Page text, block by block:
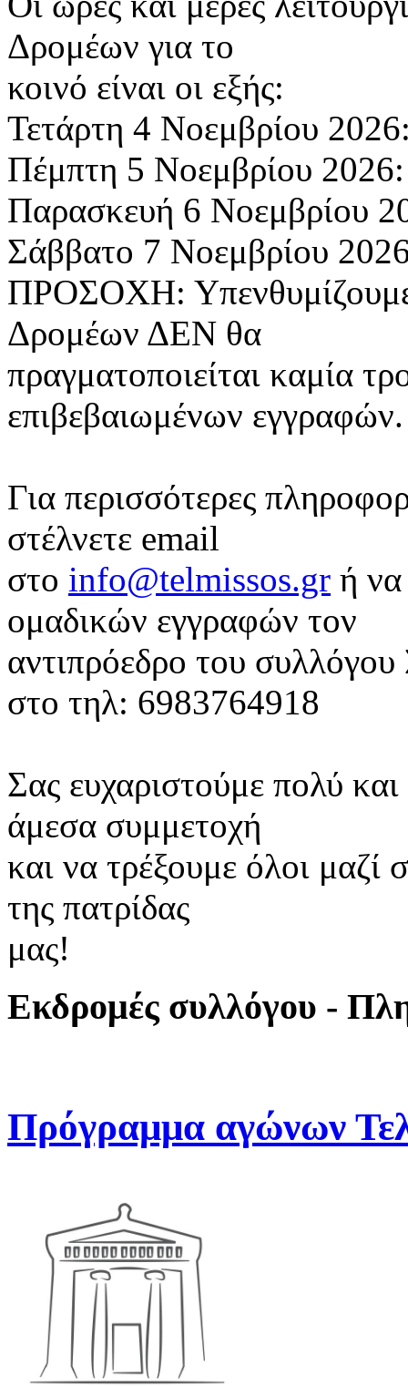
Δρομέων για το
κοινό είναι οι εξής:
Τετάρτη 4 Νοεμβρίου
Πέμπτη 5 Νοεμβρίου
Παρασκευή 6 Νοεμβρίου
Σάββατο 7 Νοεμβρίου
ΠΡΟΣΟΧΗ:
Δρομέων ΔΕΝ θα
πραγματοποιείται καμία
επιβεβαιωμένων εγγραφών.
Για περισσότερες
στέλνετε email
στο info@telmissos.gr ή να
ομαδικών εγγραφών τον
αντιπρόεδρο του
στο τηλ: 6983764918
Σας ευχαριστούμε πολύ
άμεσα συμμετοχή
και να τρέξουμε όλοι μαζί
της πατρίδας
μας!
Εκδρομές συλλόγου -
Πρόγραμμα αγώνων